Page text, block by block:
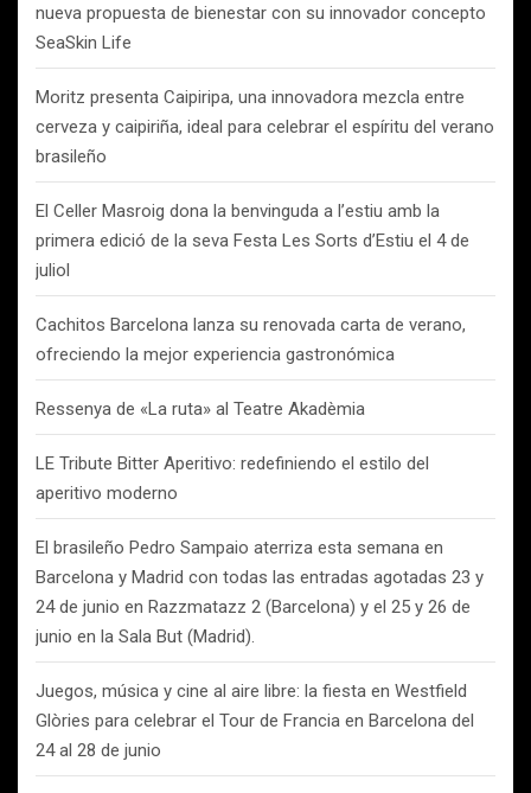
nueva propuesta de bienestar con su innovador concepto
SeaSkin Life
Moritz presenta Caipiripa, una innovadora mezcla entre
cerveza y caipiriña, ideal para celebrar el espíritu del verano
brasileño
El Celler Masroig dona la benvinguda a l’estiu amb la
primera edició de la seva Festa Les Sorts d’Estiu el 4 de
juliol
Cachitos Barcelona lanza su renovada carta de verano,
ofreciendo la mejor experiencia gastronómica
Ressenya de «La ruta» al Teatre Akadèmia
LE Tribute Bitter Aperitivo: redefiniendo el estilo del
aperitivo moderno
El brasileño Pedro Sampaio aterriza esta semana en
Barcelona y Madrid con todas las entradas agotadas 23 y
24 de junio en Razzmatazz 2 (Barcelona) y el 25 y 26 de
junio en la Sala But (Madrid).
Juegos, música y cine al aire libre: la fiesta en Westfield
Glòries para celebrar el Tour de Francia en Barcelona del
24 al 28 de junio